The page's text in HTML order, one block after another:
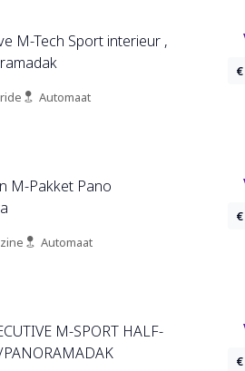
M-Tech Sport interieur ,
Automaat
M-Pakket Pano
Automaat
M-SPORT HALF-